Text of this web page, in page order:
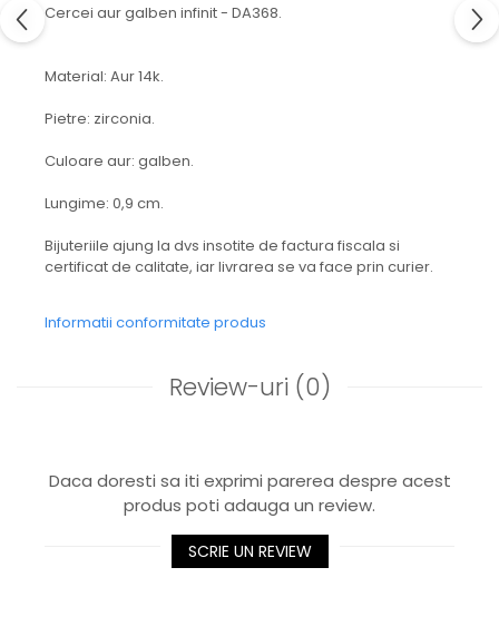
Cercei aur galben infinit - DA368.
Material: Aur 14k.
Pietre: zirconia.
Culoare aur: galben.
Lungime: 0,9 cm.
Bijuteriile ajung la dvs insotite de factura fiscala si
certificat de calitate, iar livrarea se va face prin curier.
Informatii conformitate produs
Review-uri (0)
Daca doresti sa iti exprimi parerea despre acest
produs poti adauga un review.
SCRIE UN REVIEW